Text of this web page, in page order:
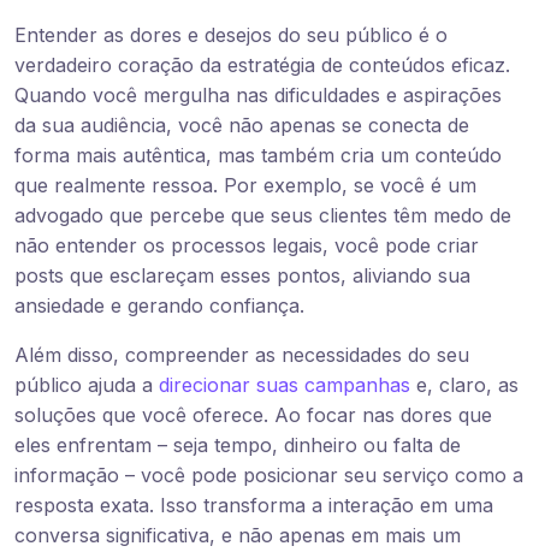
Entender as dores e desejos do seu público é o
verdadeiro coração da estratégia de conteúdos eficaz.
Quando você mergulha nas dificuldades e aspirações
da sua audiência, você não apenas se conecta de
forma mais autêntica, mas também cria um conteúdo
que realmente ressoa. Por exemplo, se você é um
advogado que percebe que seus clientes têm medo de
não entender os processos legais, você pode criar
posts que esclareçam esses pontos, aliviando sua
ansiedade e gerando confiança.
Além disso, compreender as necessidades do seu
público ajuda a direcionar suas campanhas e, claro, as
soluções que você oferece. Ao focar nas dores que
eles enfrentam – seja tempo, dinheiro ou falta de
informação – você pode posicionar seu serviço como a
resposta exata. Isso transforma a interação em uma
conversa significativa, e não apenas em mais um